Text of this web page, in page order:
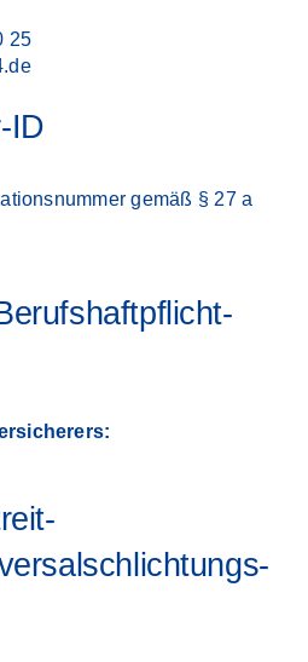
25
ID
gemäß § 27 a